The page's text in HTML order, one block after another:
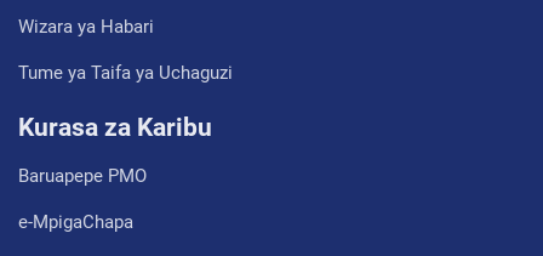
Wizara ya Habari
Tume ya Taifa ya Uchaguzi
Kurasa za Karibu
Baruapepe PMO
e-MpigaChapa